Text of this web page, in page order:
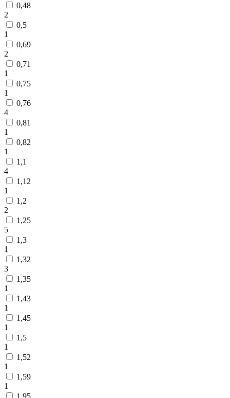
0,48
2
0,5
1
0,69
2
0,71
1
0,75
1
0,76
4
0,81
1
0,82
1
1,1
4
1,12
1
1,2
2
1,25
5
1,3
1
1,32
3
1,35
1
1,43
1
1,45
1
1,5
1
1,52
1
1,59
1
1,95